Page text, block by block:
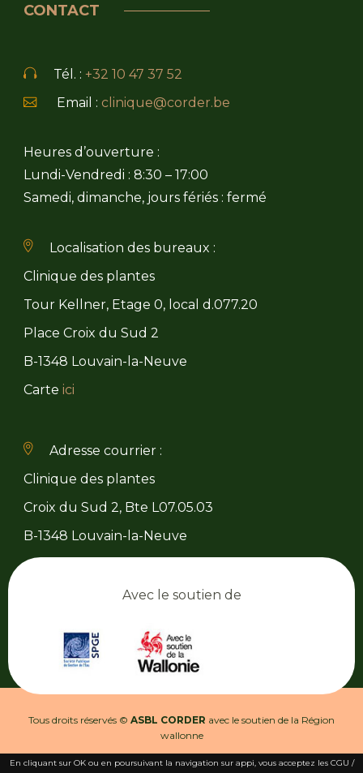
En cliquant sur OK ou en poursuivant la navigation sur appi, vous acceptez les CGU /
CONTACT
Tél. : +32 10 47 37 52
Email : clinique@corder.be
Heures d’ouverture :
Lundi-Vendredi : 8:30 – 17:00
Samedi, dimanche, jours fériés : fermé
Localisation des bureaux :
Clinique des plantes
Tour Kellner, Etage 0, local d.077.20
Place Croix du Sud 2
B-1348 Louvain-la-Neuve
Carte ici
Adresse courrier :
Clinique des plantes
Croix du Sud 2, Bte L07.05.03
B-1348 Louvain-la-Neuve
Avec le soutien de
Tous droits réservés © ASBL CORDER avec le soutien de la Région
wallonne
Conditions générales d’utilisation